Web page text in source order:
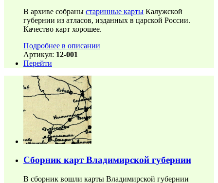
В архиве собраны старинные карты Калужской
губернии из атласов, изданных в царской России.
Качество карт хорошее.
Подробнее в описании
Артикул: 12-001
Перейти
Сборник карт Владимирской губернии
В сборник вошли карты Владимирской губернии